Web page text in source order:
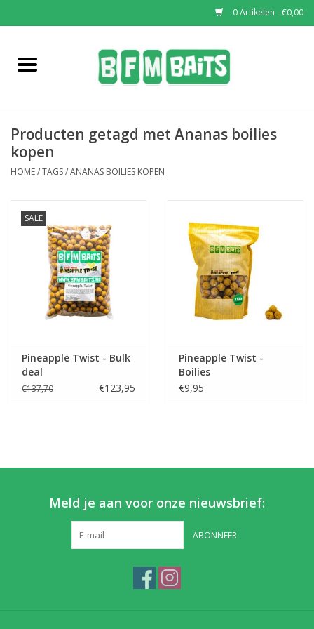
0 Artikelen - €0,00
Home
Pop-Ups
Soaks & Dips
Bucket Deals
Bulk Deals
Nieuws
Producten getagd met Ananas boilies
kopen
HOME/TAGS/ANANAS BOILIES KOPEN
SALE
Pineapple Twist - Bulk
deal
€137,70 €123,95
Pineapple Twist -
Boilies
€9,95
Meld je aan voor onze nieuwsbrief:
ABONNEER